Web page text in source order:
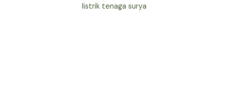
listrik tenaga surya